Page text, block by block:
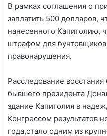
В рамках соглашения о
заплатить 500 долларов,
нанесенного Капитолию,
штрафом для
правонарушения.
Расследование восстания
бывшего президента
здание Капитолия в
Конгрессом результатов
года,стало одним из